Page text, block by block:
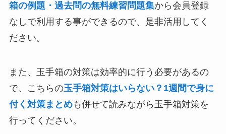
箱の例題・過去問の無料練習問題集から会員登録
なしで利用する事ができるので、是非活用してく
ださい。
また、玉手箱の対策は効率的に行う必要があるの
で、こちらの玉手箱対策はいらない？1週間で身に
付く対策まとめも併せて読みながら玉手箱対策を
行ってください。